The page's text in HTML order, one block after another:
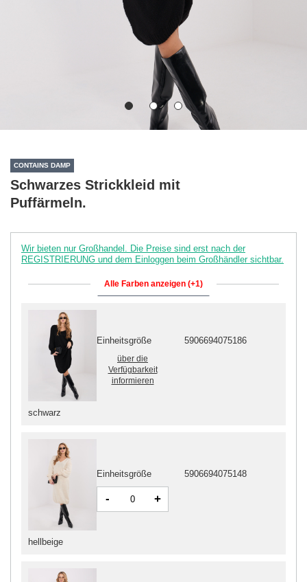
CONTAINS DAMP
Schwarzes Strickkleid mit
Puffärmeln.
Wir bieten nur Großhandel. Die Preise sind erst nach der
REGISTRIERUNG und dem Einloggen beim Großhändler sichtbar.
Alle Farben anzeigen (+1)
hellbeige
Einheitsgröße 5906694075148
- +
schwarz
Einheitsgröße 5906694075186
über die
Verfügbarkeit
informieren